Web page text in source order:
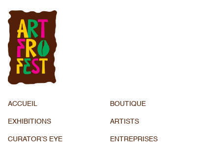
ACCUEIL
EXHIBITIONS
CURATOR’S EYE
BOUTIQUE
ARTISTS
ENTREPRISES